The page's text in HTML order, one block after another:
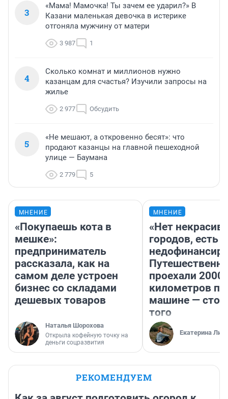
3
«Мама! Мамочка! Ты зачем ее ударил?» В
Казани маленькая девочка в истерике
отгоняла мужчину от матери
3 987 1
4
Сколько комнат и миллионов нужно
казанцам для счастья? Изучили запросы на
жилье
2 977 Обсудить
5
«Не мешают, а откровенно бесят»: что
продают казанцы на главной пешеходной
улице — Баумана
2 779 5
МНЕНИЕ
«Покупаешь кота в
мешке»:
предприниматель
рассказала, как на
самом деле устроен
бизнес со складами
дешевых товаров
Наталья Шорохова
Открыла кофейную точку на
деньги соцразвития
МНЕНИЕ
«Нет
городов, есть
проехали 2000
километров по
машине —
того
Екатерина
РЕКОМЕНДУЕМ